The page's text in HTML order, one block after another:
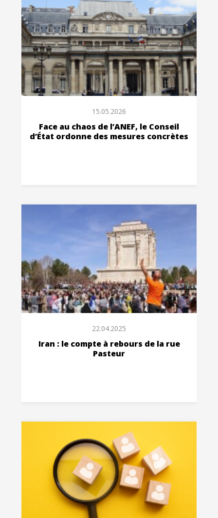
15.05.2026
Face au chaos de l’ANEF, le Conseil
d’État ordonne des mesures concrètes
22.04.2025
Iran : le compte à rebours de la rue
Pasteur